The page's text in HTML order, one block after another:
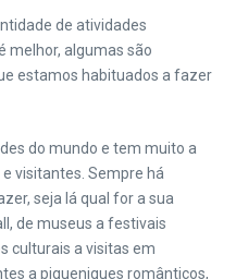
de atividades
melhor, algumas são
estamos habituados a fazer
do mundo e tem muito a
visitantes. Sempre há
seja lá qual for a sua
de museus a festivais
culturais a visitas em
a piqueniques românticos,